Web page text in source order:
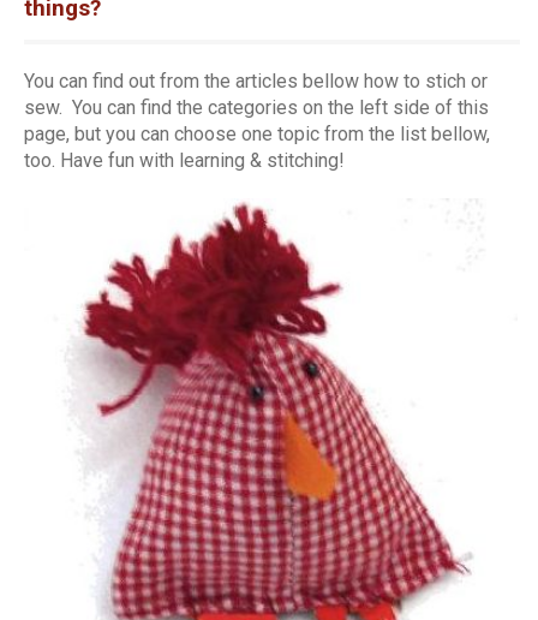
things?
You can find out from the articles bellow how to stich or
sew. You can find the categories on the left side of this
page, but you can choose one topic from the list bellow,
too. Have fun with learning & stitching!